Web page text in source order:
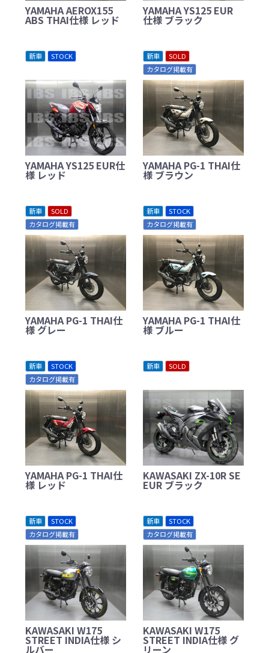
YAMAHA AEROX155
ABS THAI仕様 レッド
YAMAHA YS125 EUR
仕様 ブラック
新車 STOCK
YAMAHA YS125 EUR仕
様 レッド
新車
SOLD
カタログ掲載有
YAMAHA PG-1 THAI仕
様 ブラウン
新車
SOLD
カタログ掲載有
YAMAHA PG-1 THAI仕
様 グレー
新車
STOCK
カタログ掲載有
YAMAHA PG-1 THAI仕
様 ブルー
新車
STOCK
カタログ掲載有
YAMAHA PG-1 THAI仕
様 レッド
新車 SOLD
KAWASAKI ZX-10R SE
EUR ブラック
新車
STOCK
カタログ掲載有
KAWASAKI W175
STREET INDIA仕様 シ
ルバー
新車
STOCK
カタログ掲載有
KAWASAKI W175
STREET INDIA仕様 グ
リーン